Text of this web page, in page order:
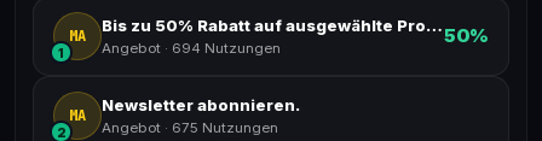
MA
1
Bis zu 50% Rabatt auf ausgewählte Produkte.
Angebot · 694 Nutzungen
50%
MA
2
Newsletter abonnieren.
Angebot · 675 Nutzungen